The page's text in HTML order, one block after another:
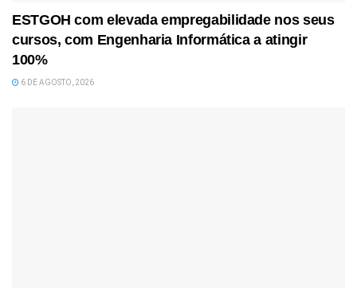
ESTGOH com elevada empregabilidade nos seus
cursos, com Engenharia Informática a atingir
100%
6 DE AGOSTO, 2026